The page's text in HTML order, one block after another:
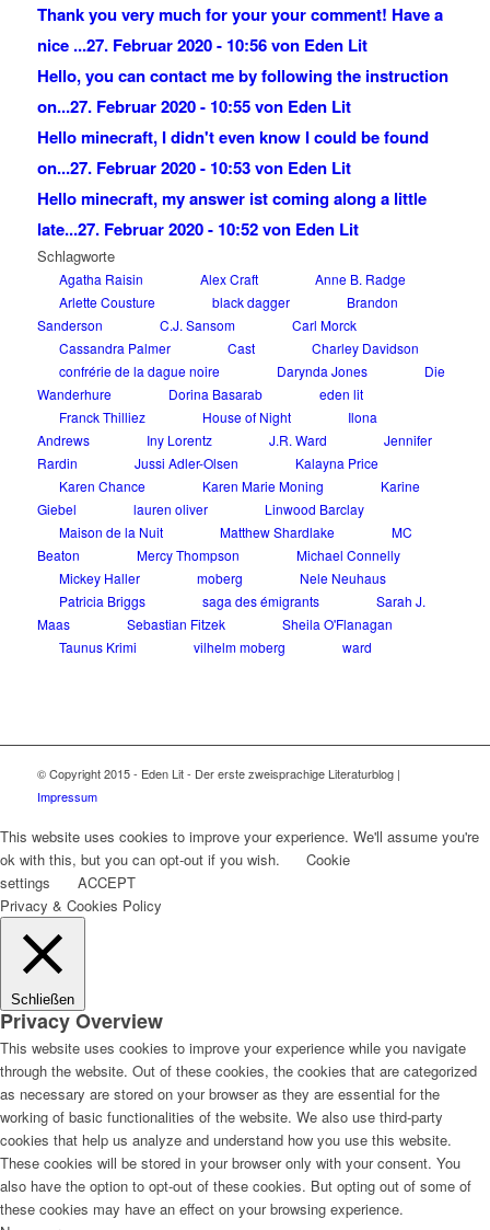
Thank you very much for your your comment! Have a
nice ...27. Februar 2020 - 10:56 von Eden Lit
Hello, you can contact me by following the instruction
on...27. Februar 2020 - 10:55 von Eden Lit
Hello minecraft, I didn't even know I could be found
on...27. Februar 2020 - 10:53 von Eden Lit
Hello minecraft, my answer ist coming along a little
late...27. Februar 2020 - 10:52 von Eden Lit
Schlagworte
Agatha Raisin Alex Craft
Anne B. Radge
Arlette Cousture
black dagger
Brandon
Sanderson
C.J. Sansom
Carl Morck
Cassandra Palmer
Cast
Charley Davidson
confrérie de la dague noire
Darynda Jones
Die
Wanderhure
Dorina Basarab
eden lit
Franck Thilliez
House of Night
Ilona
Andrews
Iny Lorentz J.R. Ward
Jennifer
Rardin
Jussi Adler-Olsen
Kalayna Price
Karen Chance
Karen Marie Moning
Karine
Giebel
lauren oliver
Linwood Barclay
Maison de la Nuit
Matthew Shardlake
MC
Beaton
Mercy Thompson
Michael Connelly
Mickey Haller
moberg
Nele Neuhaus
Patricia Briggs
saga des émigrants
Sarah J.
Maas
Sebastian Fitzek
Sheila O'Flanagan
Taunus Krimi
vilhelm moberg ward
© Copyright 2015 - Eden Lit - Der erste zweisprachige Literaturblog |
Impressum
This website uses cookies to improve your experience. We'll assume you're
ok with this, but you can opt-out if you wish.
Cookie
settings
ACCEPT
Privacy & Cookies Policy
Schließen
Privacy Overview
This website uses cookies to improve your experience while you navigate
through the website. Out of these cookies, the cookies that are categorized
as necessary are stored on your browser as they are essential for the
working of basic functionalities of the website. We also use third-party
cookies that help us analyze and understand how you use this website.
These cookies will be stored in your browser only with your consent. You
also have the option to opt-out of these cookies. But opting out of some of
these cookies may have an effect on your browsing experience.